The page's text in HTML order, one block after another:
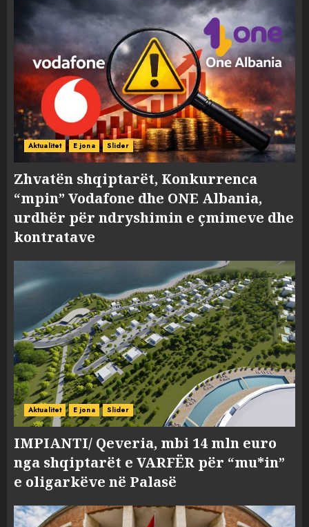
Aktualitet E jona Slider
Zhvatën shqiptarët, Konkurrenca
“mpin” Vodafone dhe ONE Albania,
urdhër për ndryshimin e çmimeve dhe
kontratave
Aktualitet E jona Slider
IMPIANTI/ Qeveria, mbi 14 mln euro
nga shqiptarët e VARFËR për “mu*in”
e oligarkëve në Palasë